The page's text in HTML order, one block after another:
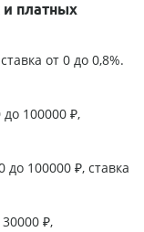
и платных
от 0 до 0,8%.
100000 ₽,
до 100000 ₽, ставка
₽,